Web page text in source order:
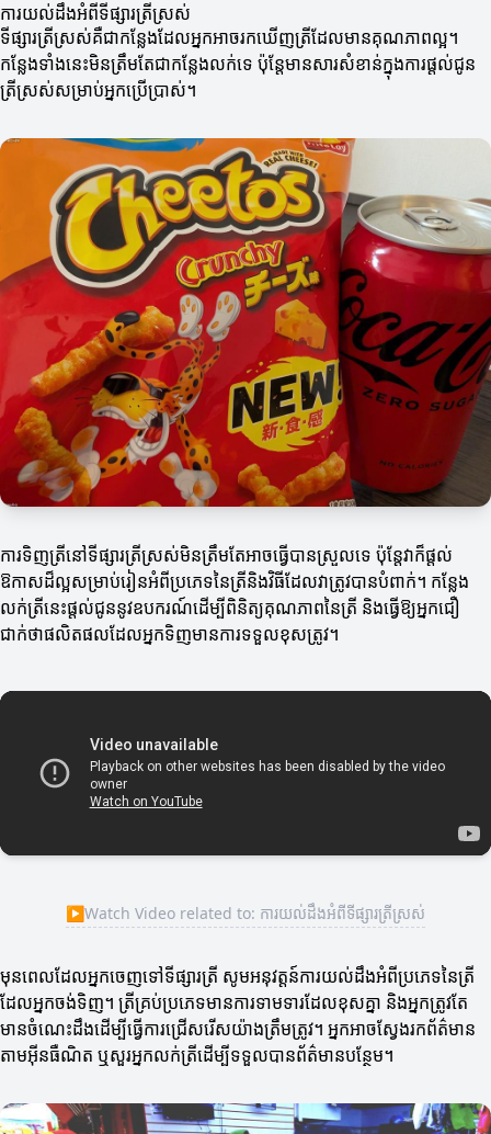
ការយល់ដឹងអំពីទីផ្សារត្រីស្រស់
ទីផ្សារត្រីស្រស់គឺជាកន្លែងដែលអ្នកអាចរកឃើញត្រីដែលមានគុណភាពល្អ។
កន្លែងទាំងនេះមិនត្រឹមតែជាកន្លែងលក់ទេ ប៉ុន្តែមានសារសំខាន់ក្នុងការផ្តល់ជូន
ត្រីស្រស់សម្រាប់អ្នកប្រើប្រាស់។
ការទិញត្រីនៅទីផ្សារត្រីស្រស់មិនត្រឹមតែអាចធ្វើបានស្រួលទេ ប៉ុន្តែវាក៏ផ្តល់
ឱកាសដ៏ល្អសម្រាប់រៀនអំពីប្រភេទនៃត្រីនិងវិធីដែលវាត្រូវបានបំពាក់។ កន្លែង
លក់ត្រីនេះផ្តល់ជូននូវឧបករណ៍ដើម្បីពិនិត្យគុណភាពនៃត្រី និងធ្វើឱ្យអ្នកជឿ
ជាក់ថាផលិតផលដែលអ្នកទិញមានការទទួលខុសត្រូវ។
▶Watch Video related to: ការយល់ដឹងអំពីទីផ្សារត្រីស្រស់
មុនពេលដែលអ្នកចេញទៅទីផ្សារត្រី សូមអនុវត្តន៍ការយល់ដឹងអំពីប្រភេទនៃត្រី
ដែលអ្នកចង់ទិញ។ ត្រីគ្រប់ប្រភេទមានការទាមទារដែលខុសគ្នា និងអ្នកត្រូវតែ
មានចំណេះដឹងដើម្បីធ្វើការជ្រើសរើសយ៉ាងត្រឹមត្រូវ។ អ្នកអាចស្វែងរកព័ត៌មាន
តាមអ៊ីនធឺណិត ឬសួរអ្នកលក់ត្រីដើម្បីទទួលបានព័ត៌មានបន្ថែម។